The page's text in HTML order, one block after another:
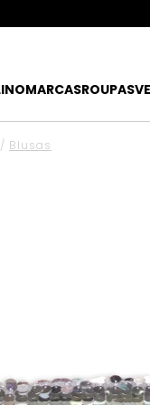
MARCASROUPAS
/ Blusas